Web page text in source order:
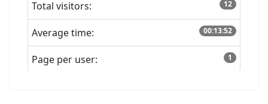
Total visitors: 12
Average time: 00:13:52
Page per user: 1